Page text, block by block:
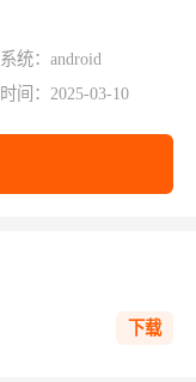
系统：android
时间：2025-03-10
下载